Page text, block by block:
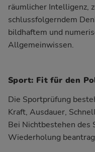
räumlicher Intelligenz,
schlussfolgerndem
bildhaftem und
Allgemeinwissen.
Sport: Fit für den
Die Sportprüfung
Kraft, Ausdauer,
Bei Nichtbestehen des
Wiederholung